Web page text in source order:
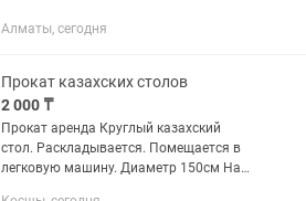
Алматы, сегодня
Прокат казахских столов
2 000 ₸
Прокат аренда Круглый казахский
стол. Раскладывается. Помещается в
легковую машину. Диаметр 150см На